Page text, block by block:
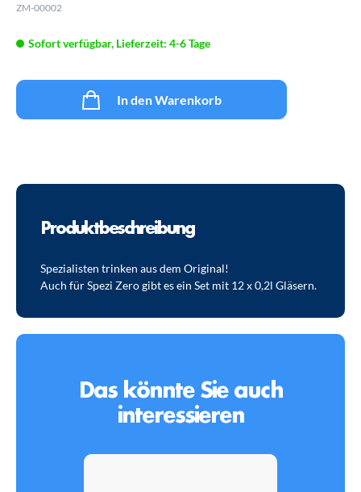
Sofort verfügbar, Lieferzeit: 4-6 Tage
ZM-00002
In den Warenkorb
Produktbeschreibung
Spezialisten trinken aus dem Original!
Auch für Spezi Zero gibt es ein Set mit 12 x 0,2l Gläsern.
Das könnte Sie auch
interessieren